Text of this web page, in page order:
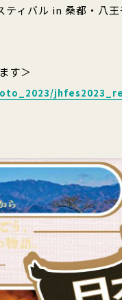
ィバル in 桑都・八王
す＞